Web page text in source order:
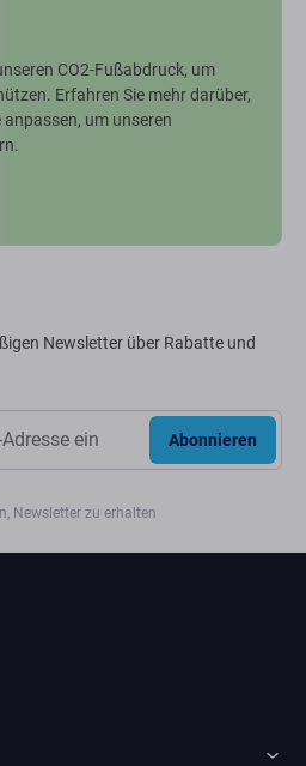
CO2-Fußabdruck, um
Erfahren Sie mehr darüber,
um unseren
Newsletter über Rabatte und
Abonnieren
Newsletter zu erhalten